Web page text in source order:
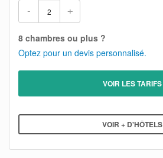
- +
8 chambres ou plus ?
Optez pour un devis personnalisé.
VOIR LES TARIFS
VOIR + D'HÔTELS